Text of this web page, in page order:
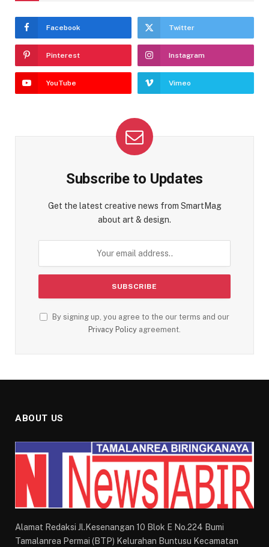
Facebook Twitter
Pinterest Instagram
YouTube Vimeo
Subscribe to Updates
Get the latest creative news from SmartMag
about art & design.
By signing up, you agree to the our terms and our
Privacy Policy agreement.
ABOUT US
Alamat Redaksi Jl.Kesenangan 10 Blok E No.224 Bumi
Tamalanrea Permai (BTP) Kelurahan Buntusu Kecamatan